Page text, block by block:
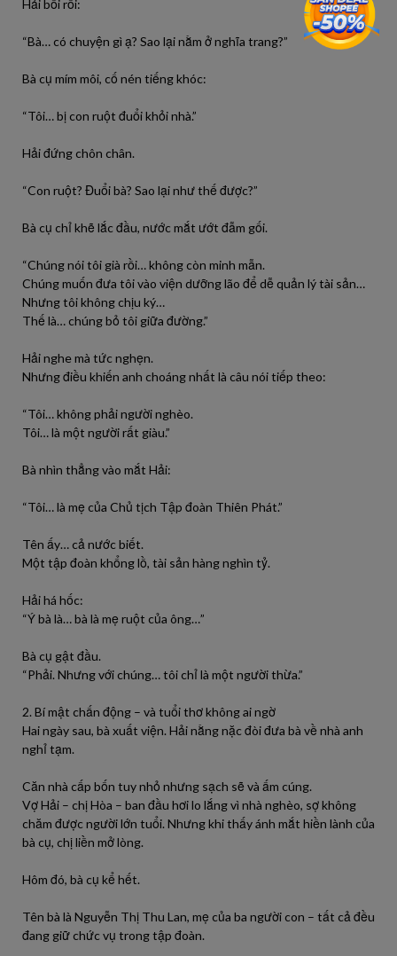
Hải bối rối:
“Bà… có chuyện gì ạ? Sao lại nằm ở nghĩa trang?”
Bà cụ mím môi, cố nén tiếng khóc:
“Tôi… bị con ruột đuổi khỏi nhà.”
Hải đứng chôn chân.
“Con ruột? Đuổi bà? Sao lại như thế được?”
Bà cụ chỉ khẽ lắc đầu, nước mắt ướt đẫm gối.
“Chúng nói tôi già rồi… không còn minh mẫn.
Chúng muốn đưa tôi vào viện dưỡng lão để dễ quản lý tài sản…
Nhưng tôi không chịu ký…
Thế là… chúng bỏ tôi giữa đường.”
Hải nghe mà tức nghẹn.
Nhưng điều khiến anh choáng nhất là câu nói tiếp theo:
“Tôi… không phải người nghèo.
Tôi… là một người rất giàu.”
Bà nhìn thẳng vào mắt Hải:
“Tôi… là mẹ của Chủ tịch Tập đoàn Thiên Phát.”
Tên ấy… cả nước biết.
Một tập đoàn khổng lồ, tài sản hàng nghìn tỷ.
Hải há hốc:
“Ý bà là… bà là mẹ ruột của ông…”
Bà cụ gật đầu.
“Phải. Nhưng với chúng… tôi chỉ là một người thừa.”
2. Bí mật chấn động – và tuổi thơ không ai ngờ
Hai ngày sau, bà xuất viện. Hải nằng nặc đòi đưa bà về nhà anh
nghỉ tạm.
Căn nhà cấp bốn tuy nhỏ nhưng sạch sẽ và ấm cúng.
Vợ Hải – chị Hòa – ban đầu hơi lo lắng vì nhà nghèo, sợ không
chăm được người lớn tuổi. Nhưng khi thấy ánh mắt hiền lành của
bà cụ, chị liền mở lòng.
Hôm đó, bà cụ kể hết.
Tên bà là Nguyễn Thị Thu Lan, mẹ của ba người con – tất cả đều
đang giữ chức vụ trong tập đoàn.